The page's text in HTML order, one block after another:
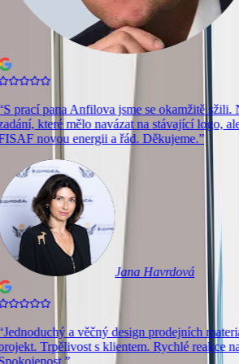
S prací pana Anfilova jsme se okamžitě sžili.
které mělo navázat na stávající logo,
novou energii a řád. Děkujeme.”
Jana Havrdová
Jednoduchý a věčný design prodejních
Trpělivost s klientem. Rychlé reakce
”